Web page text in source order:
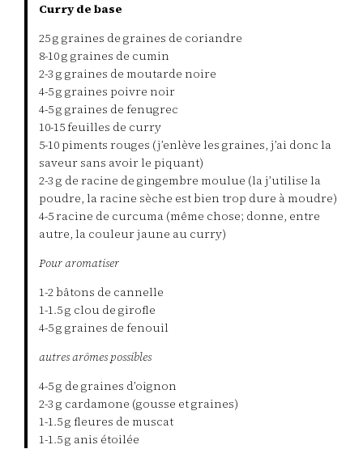
Curry de base
25 g graines de graines de coriandre
8-10 g graines de cumin
2-3 g graines de moutarde noire
4-5 g graines poivre noir
4-5 g graines de fenugrec
10-15 feuilles de curry
5-10 piments rouges (j’enlève les graines, j’ai donc la
saveur sans avoir le piquant)
2-3 g de racine de gingembre moulue (la j’utilise la
poudre, la racine sèche est bien trop dure à moudre)
4-5 racine de curcuma (même chose; donne, entre
autre, la couleur jaune au curry)
Pour aromatiser
1-2 bâtons de cannelle
1-1.5 g clou de girofle
4-5 g graines de fenouil
autres arômes possibles
4-5 g de graines d’oignon
2-3 g cardamone (gousse et graines)
1-1.5 g fleures de muscat
1-1.5 g anis étoilée